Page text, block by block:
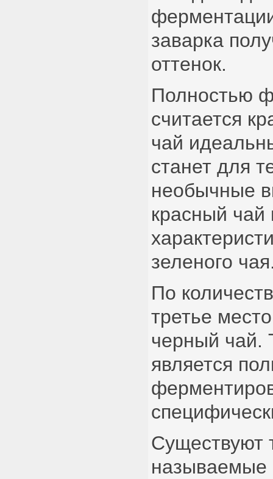
заварка
оттенок.
Полностью
считается
чай
станет для
необычные
красный чай
зеленого
По
третье
черный чай.
является
Существуют
называемые